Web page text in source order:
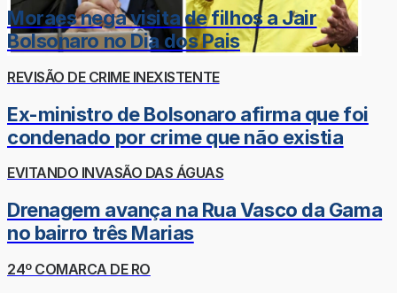
Moraes nega visita de filhos a Jair
Bolsonaro no Dia dos Pais
REVISÃO DE CRIME INEXISTENTE
Ex-ministro de Bolsonaro afirma que foi
condenado por crime que não existia
EVITANDO INVASÃO DAS ÁGUAS
Drenagem avança na Rua Vasco da Gama
no bairro três Marias
24º COMARCA DE RO